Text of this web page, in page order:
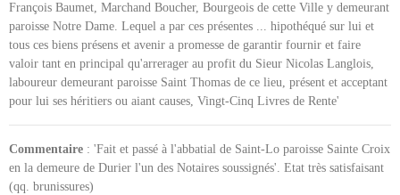
François Baumet, Marchand Boucher, Bourgeois de cette Ville y demeurant
paroisse Notre Dame. Lequel a par ces présentes ... hipothéqué sur lui et
tous ces biens présens et avenir a promesse de garantir fournir et faire
valoir tant en principal qu'arrerager au profit du Sieur Nicolas Langlois,
laboureur demeurant paroisse Saint Thomas de ce lieu, présent et acceptant
pour lui ses héritiers ou aiant causes, Vingt-Cinq Livres de Rente'
Commentaire : 'Fait et passé à l'abbatial de Saint-Lo paroisse Sainte Croix
en la demeure de Durier l'un des Notaires soussignés'. Etat très satisfaisant
(qq. brunissures)